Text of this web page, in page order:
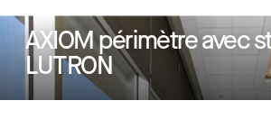
AXIOM périmètre avec
LUTRON